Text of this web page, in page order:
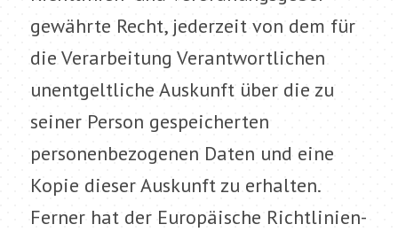
gewährte Recht, jederzeit von dem für
die Verarbeitung Verantwortlichen
unentgeltliche Auskunft über die zu
seiner Person gespeicherten
personenbezogenen Daten und eine
Kopie dieser Auskunft zu erhalten.
Ferner hat der Europäische Richtlinien-